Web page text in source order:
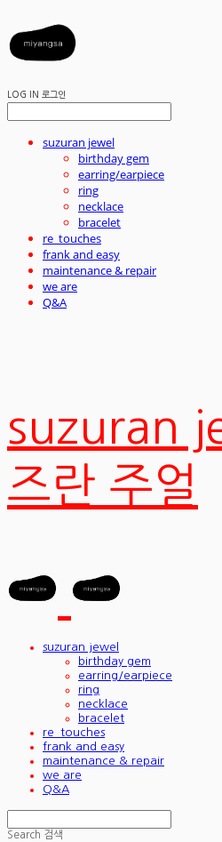
LOG IN 로그인
suzuran jewel
birthday gem
earring/earpiece
ring
necklace
bracelet
re_touches
frank and easy
maintenance & repair
we are
Q&A
suzuran
즈란 주얼
suzuran jewel
birthday gem
earring/earpiece
ring
necklace
bracelet
re_touches
frank and easy
maintenance & repair
we are
Q&A
Search 검색